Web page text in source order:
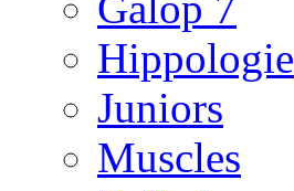
Hippologie
Juniors
Muscles